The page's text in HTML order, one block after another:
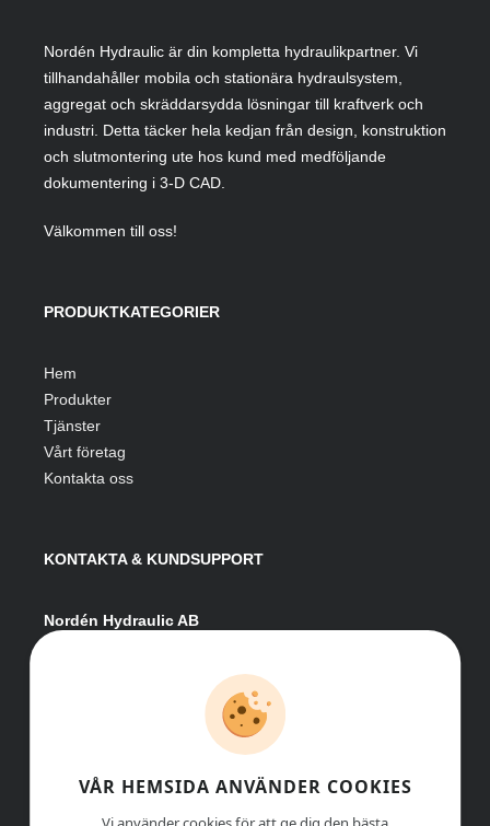
Nordén Hydraulic är din kompletta hydraulikpartner. Vi
tillhandahåller mobila och stationära hydraulsystem,
aggregat och skräddarsydda lösningar till kraftverk och
industri. Detta täcker hela kedjan från design, konstruktion
och slutmontering ute hos kund med medföljande
dokumentering i 3-D CAD.
Välkommen till oss!
PRODUKTKATEGORIER
Hem
Produkter
Tjänster
Vårt företag
Kontakta oss
KONTAKTA & KUNDSUPPORT
Nordén Hydraulic AB
info@nordenhydraulic.se
Org-nr: 556531-8424
VÅR HEMSIDA ANVÄNDER COOKIES